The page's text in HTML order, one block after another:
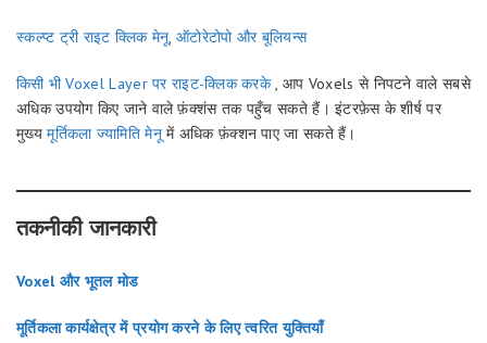
स्कल्प्ट ट्री राइट क्लिक मेनू, ऑटोरेटोपो और बूलियन्स
किसी भी Voxel Layer पर राइट-क्लिक करके, आप Voxels से निपटने वाले सबसे
अधिक उपयोग किए जाने वाले फ़ंक्शंस तक पहुँच सकते हैं। इंटरफ़ेस के शीर्ष पर
मुख्यमूर्तिकला ज्यामिति मेनूमें अधिक फ़ंक्शन पाए जा सकते हैं।
तकनीकी जानकारी
Voxel और भूतल मोड
मूर्तिकला कार्यक्षेत्र में प्रयोग करने के लिए त्वरित युक्तियाँ